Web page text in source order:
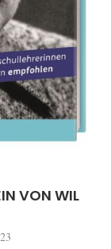
VON WIL